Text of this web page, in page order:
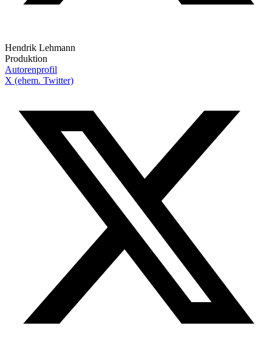
Hendrik Lehmann
Produktion
Autorenprofil
X (ehem. Twitter)